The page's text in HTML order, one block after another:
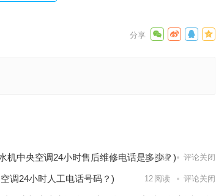
机中央空调24小时售后维修电话是多少？)
11 阅读 评论关闭
调24小时人工电话号码？) 12 阅读 评论关闭